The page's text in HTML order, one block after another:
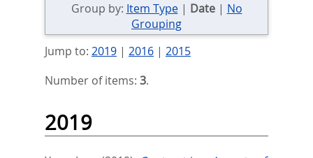
Group by: Item Type| Date| No
Grouping
Jump to: 2019| 2016| 2015
Number of items: 3.
2019